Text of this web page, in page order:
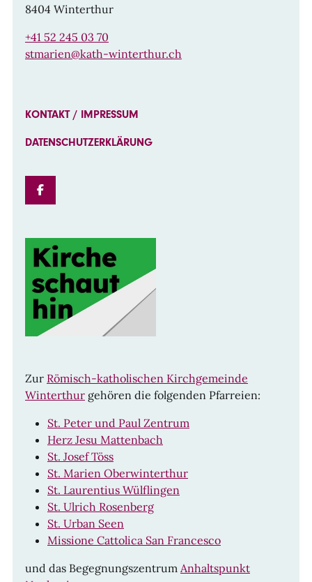
8404 Winterthur
+41 52 245 03 70
stmarien@kath-winterthur.ch
KONTAKT / IMPRESSUM
DATENSCHUTZERKLÄRUNG
FACEBOOK
Zur Römisch-katholischen Kirchgemeinde
Winterthur gehören die folgenden Pfarreien:
St. Peter und Paul Zentrum
Herz Jesu Mattenbach
St. Josef Töss
St. Marien Oberwinterthur
St. Laurentius Wülflingen
St. Ulrich Rosenberg
St. Urban Seen
Missione Cattolica San Francesco
und das Begegnungszentrum Anhaltspunkt